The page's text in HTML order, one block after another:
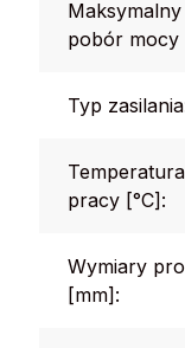
Maksymalny
pobór mocy
Typ
Temperatura
pracy [°C]:
Wymiary
[mm]: